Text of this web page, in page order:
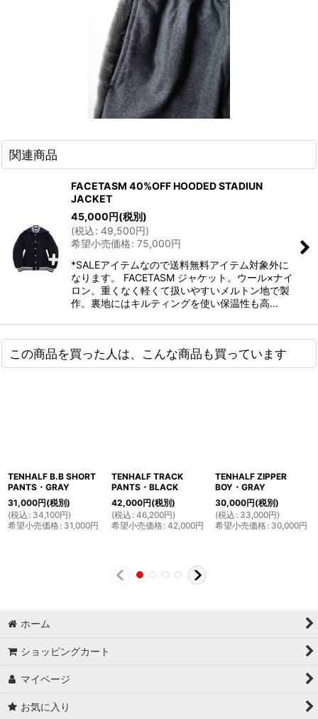
関連商品
FACETASM 40%OFF HOODED STADIUN
JACKET
45,000円(税別)
(税込: 49,500円)
希望小売価格: 75,000円
*SALEアイテムなので送料無料アイテム対象外に
なります。 FACETASM ジャケット。ウール×ナイ
ロン。重くなく軽くて扱いやすいメルトン地で製
作。裏地にはキルティングを使い保温性も高…
この商品を買った人は、こんな商品も買っています
TENHALF B.B SHORT
PANTS・GRAY
31,000円(税別)
(税込 : 34,100円)
希望小売価格: 31,000円
TENHALF TRACK
PANTS・BLACK
42,000円(税別)
(税込 : 46,200円)
希望小売価格: 42,000円
TENHALF ZIPPER
BOY・GRAY
30,000円(税別)
(税込 : 33,000円)
希望小売価格: 30,000円
ホーム
ショッピングカート
マイページ
お気に入り